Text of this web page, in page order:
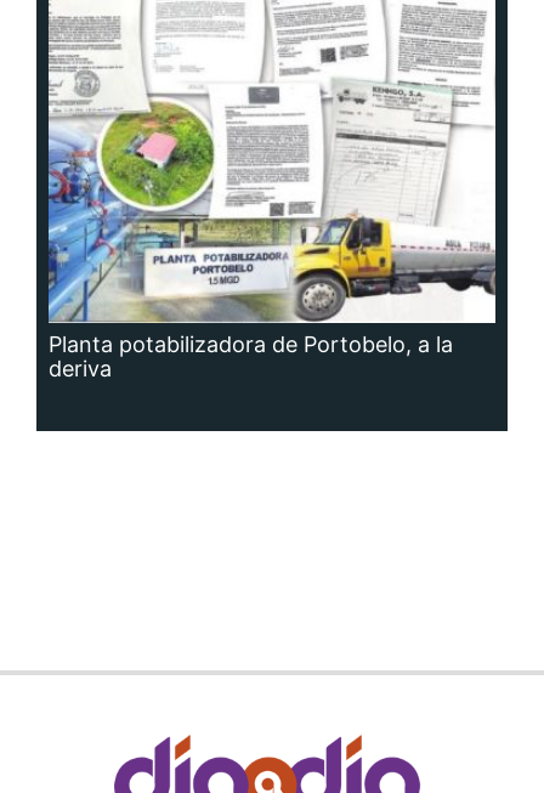
Planta potabilizadora de Portobelo, a la
deriva